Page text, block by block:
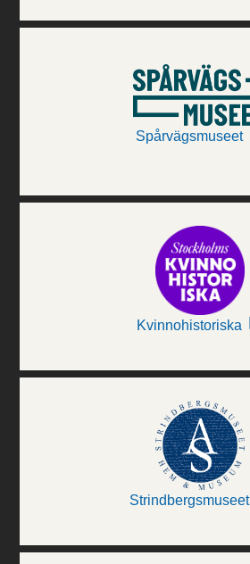
Spårvägsmuseet
Kvinnohistoriska
Strindbergsmuseet